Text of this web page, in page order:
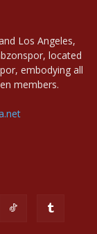
Los Angeles,
located
embodying all
members.